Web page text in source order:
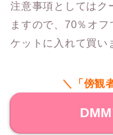
注意事項としてはク
ますので、70％オ
ケットに入れて買い
＼「傍観